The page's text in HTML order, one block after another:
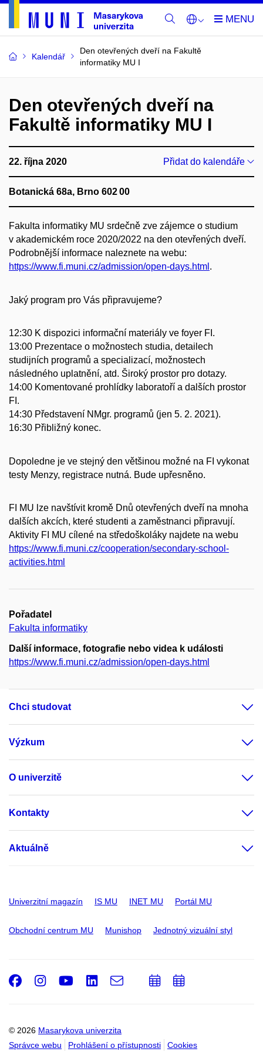
Kalendář
Den otevřených dveří na Fakultě
informatiky MU I
Den otevřených dveří na
Fakultě informatiky MU I
22. října 2020 Přidat do kalendáře
Botanická 68a, Brno 602 00
Fakulta informatiky MU srdečně zve zájemce o studium
v akademickém roce 2020/2022 na den otevřených dveří.
Podrobnější informace naleznete na webu:
https://www.fi.muni.cz/admission/open-days.html .
Jaký program pro Vás připravujeme?
12:30 K dispozici informační materiály ve foyer FI.
13:00 Prezentace o možnostech studia, detailech
studijních programů a specializací, možnostech
následného uplatnění, atd. Široký prostor pro dotazy.
14:00 Komentované prohlídky laboratoří a dalších prostor
FI.
14:30 Představení NMgr. programů (jen 5. 2. 2021).
16:30 Přibližný konec.
Dopoledne je ve stejný den většinou možné na FI vykonat
testy Menzy, registrace nutná. Bude upřesněno.
FI MU lze navštívit kromě Dnů otevřených dveří na mnoha
dalších akcích, které studenti a zaměstnanci připravují.
Aktivity FI MU cílené na středoškoláky najdete na webu
https://www.fi.muni.cz/cooperation/secondary-school-
activities.html
Pořadatel
Fakulta informatiky
Další informace, fotografie nebo videa k události
https://www.fi.muni.cz/admission/open-days.html
Chci studovat
Výzkum
O univerzitě
Kontakty
Aktuálně
Univerzitní magazín IS MU INET MU Portál MU
Obchodní centrum MU Munishop Jednotný vizuální styl
© 2026 Masarykova univerzita
Správce webu
Prohlášení o přístupnosti Cookies
Facebook
Instagram
Youtube
LinkedIn
e-
PřidatPřidat